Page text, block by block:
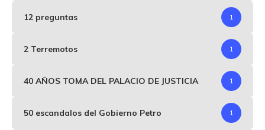
12 preguntas 1
2 Terremotos 1
40 AÑOS TOMA DEL PALACIO DE JUSTICIA 1
50 escandalos del Gobierno Petro 1